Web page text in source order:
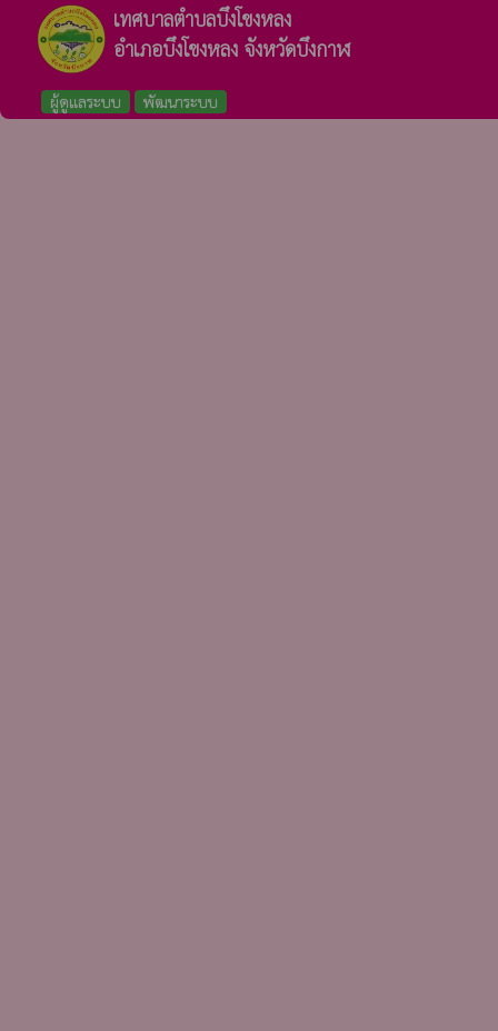
เทศบาลตำบลบึงโขงหลง
อำเภอบึงโขงหลง จังหวัดบึงกาฬ
ผู้ดูแลระบบ พัฒนาระบบ